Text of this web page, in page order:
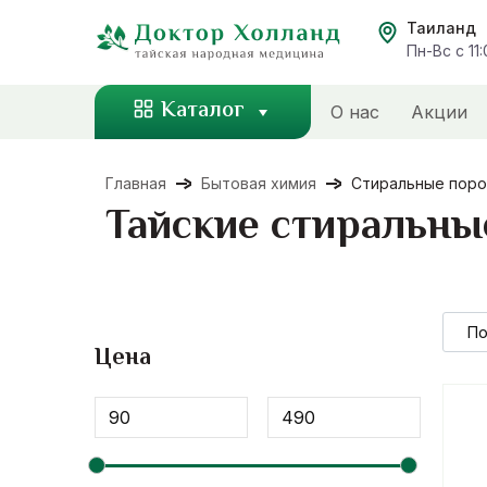
Таиланд
Пн-Вс с
Каталог О нас Акции
Главная Бытовая химия Стиральные
Тайские
Цена